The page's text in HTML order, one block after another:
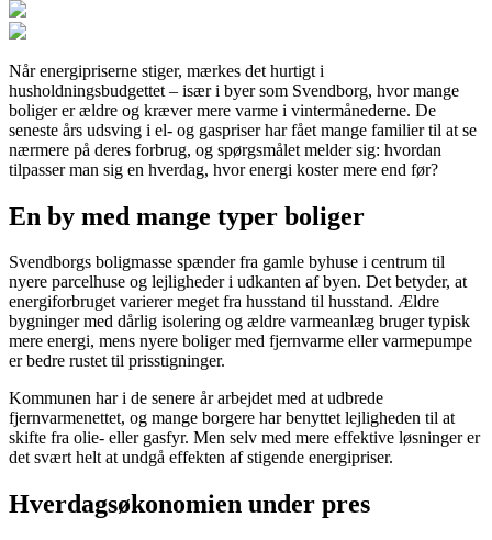
Når energipriserne stiger, mærkes det hurtigt i
husholdningsbudgettet – især i byer som Svendborg, hvor mange
boliger er ældre og kræver mere varme i vintermånederne. De
seneste års udsving i el- og gaspriser har fået mange familier til at se
nærmere på deres forbrug, og spørgsmålet melder sig: hvordan
tilpasser man sig en hverdag, hvor energi koster mere end før?
En by med mange typer boliger
Svendborgs boligmasse spænder fra gamle byhuse i centrum til
nyere parcelhuse og lejligheder i udkanten af byen. Det betyder, at
energiforbruget varierer meget fra husstand til husstand. Ældre
bygninger med dårlig isolering og ældre varmeanlæg bruger typisk
mere energi, mens nyere boliger med fjernvarme eller varmepumpe
er bedre rustet til prisstigninger.
Kommunen har i de senere år arbejdet med at udbrede
fjernvarmenettet, og mange borgere har benyttet lejligheden til at
skifte fra olie- eller gasfyr. Men selv med mere effektive løsninger er
det svært helt at undgå effekten af stigende energipriser.
Hverdagsøkonomien under pres